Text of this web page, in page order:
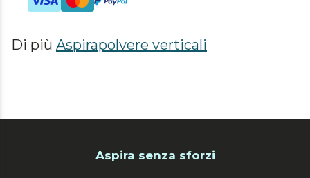
Di più Aspirapolvere verticali
Aspira senza sforzi